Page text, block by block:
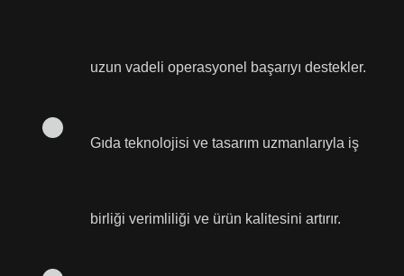
uzun vadeli operasyonel başarıyı destekler.
Gıda teknolojisi ve tasarım uzmanlarıyla iş
birliği verimliliği ve ürün kalitesini artırır.